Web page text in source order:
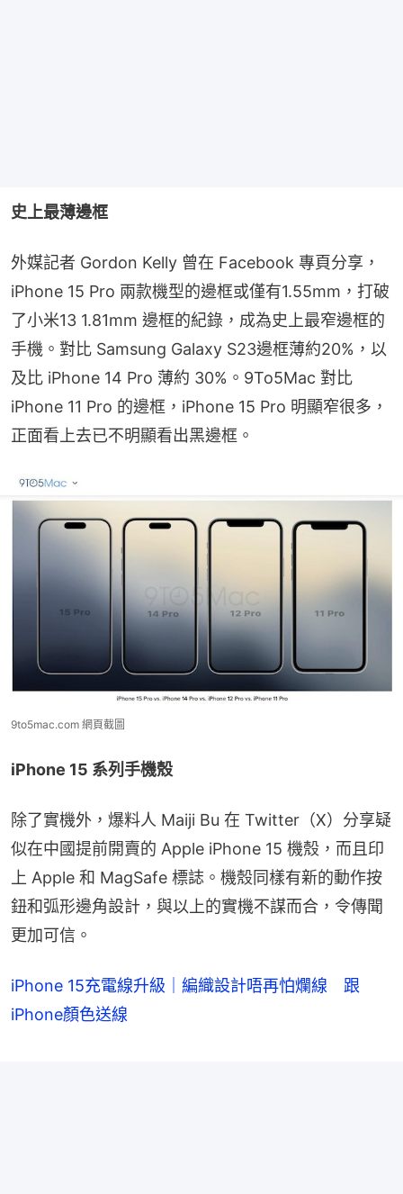
史上最薄邊框
外媒記者 Gordon Kelly 曾在 Facebook 專頁分享，
iPhone 15 Pro 兩款機型的邊框或僅有1.55mm，打破
了小米13 1.81mm 邊框的紀錄，成為史上最窄邊框的
手機。對比 Samsung Galaxy S23邊框薄約20%，以
及比 iPhone 14 Pro 薄約 30%。9To5Mac 對比
iPhone 11 Pro 的邊框，iPhone 15 Pro 明顯窄很多，
正面看上去已不明顯看出黑邊框。
9to5mac.com 網頁截圖
iPhone 15 系列手機殼
除了實機外，爆料人 Maiji Bu 在 Twitter（X）分享疑
似在中國提前開賣的 Apple iPhone 15 機殼，而且印
上 Apple 和 MagSafe 標誌。機殼同樣有新的動作按
鈕和弧形邊角設計，與以上的實機不謀而合，令傳聞
更加可信。
iPhone 15充電線升級｜編織設計唔再怕爛線 跟
iPhone顏色送線